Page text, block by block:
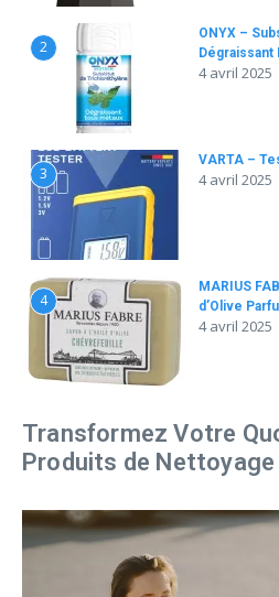
2
ONYX –
Dégraissant
4 avril 2025
3
VARTA –
4 avril 2025
4
MARIUS
d’Olive
4 avril 2025
Transformez Votre
Produits de